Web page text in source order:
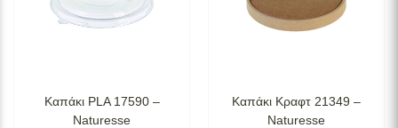
Καπάκι PLA 17590 –
Naturesse
Καπάκι Κραφτ 21349 –
Naturesse